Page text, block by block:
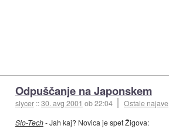
Odpuščanje na Japonskem
slycer ::30. avg 2001 ob 22:04
Ostale najave
Slo-Tech- Jah kaj? Novica je spet Žigova: